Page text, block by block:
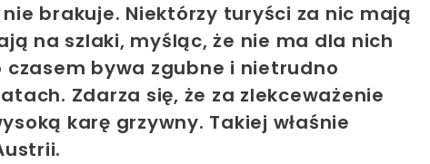
brakuje. Niektórzy turyści za nic mają
na szlaki, myśląc, że nie ma dla nich
bywa zgubne i nietrudno
Zdarza się, że za zlekceważenie
karę grzywny. Takiej właśnie